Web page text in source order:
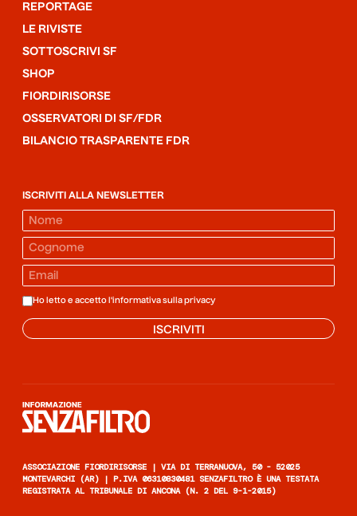
REPORTAGE
LE RIVISTE
SOTTOSCRIVI SF
SHOP
FIORDIRISORSE
OSSERVATORI DI SF/FDR
BILANCIO TRASPARENTE FDR
ISCRIVITI ALLA NEWSLETTER
Ho letto e accetto l'informativa sulla privacy
ISCRIVITI
ASSOCIAZIONE FIORDIRISORSE | VIA DI TERRANUOVA, 50 - 52025
MONTEVARCHI (AR) | P.IVA 06310830481 SENZAFILTRO È UNA TESTATA
REGISTRATA AL TRIBUNALE DI ANCONA (N. 2 DEL 9-1-2015)